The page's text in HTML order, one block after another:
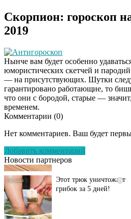
Скорпион: гороскоп
2019
Антигороскоп
Нынче вам будет особенно
юмористических скетчей и пародий
— на присутствующих. Шутки
гарантировано работающие, то
что они с бородой, старые —
временем.
Комментарии (0)
Нет комментариев. Ваш будет
Добавить комментарий
Новости партнеров
Даже самый
исчезнет с корнем,
грибок за 5 дней!